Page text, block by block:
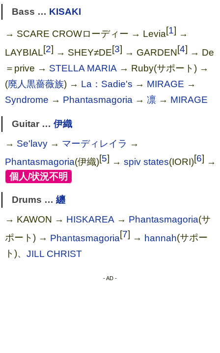
Bass … KISAKI
→ SCARE CROWローディー → Levia[1] →
LAYBIAL[2] → SHEY≠DE[3] → GARDEN[4] → De
＝prive → STELLA MARIA → Ruby(サポート) →
(廃人黒薔薇族) → La：Sadie's → MIRAGE →
Syndrome → Phantasmagoria →凛 → MIRAGE
Guitar … 伊織
→ Se'lavy → マーディレイラ →
Phantasmagoria(伊織)[5] →spiv states(IORI)[6] →
[個人/状況不明
Drums … 纏
→ KAWON → HISKAREA → Phantasmagoria(サ
ポート) → Phantasmagoria[7] → hannah(サポー
ト)、JILL CHRIST
- AD -